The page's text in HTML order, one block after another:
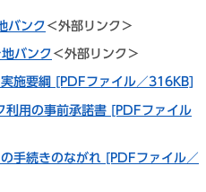
バンク ＜外部リンク＞
バンク ＜外部リンク＞
施要綱 [PDFファイル／316KB]
利用の事前承諾書 [PDFファイル
手続きのながれ [PDFファイル／